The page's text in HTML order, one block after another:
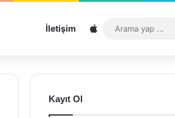
İletişim Sitemap
Kayıt Ol